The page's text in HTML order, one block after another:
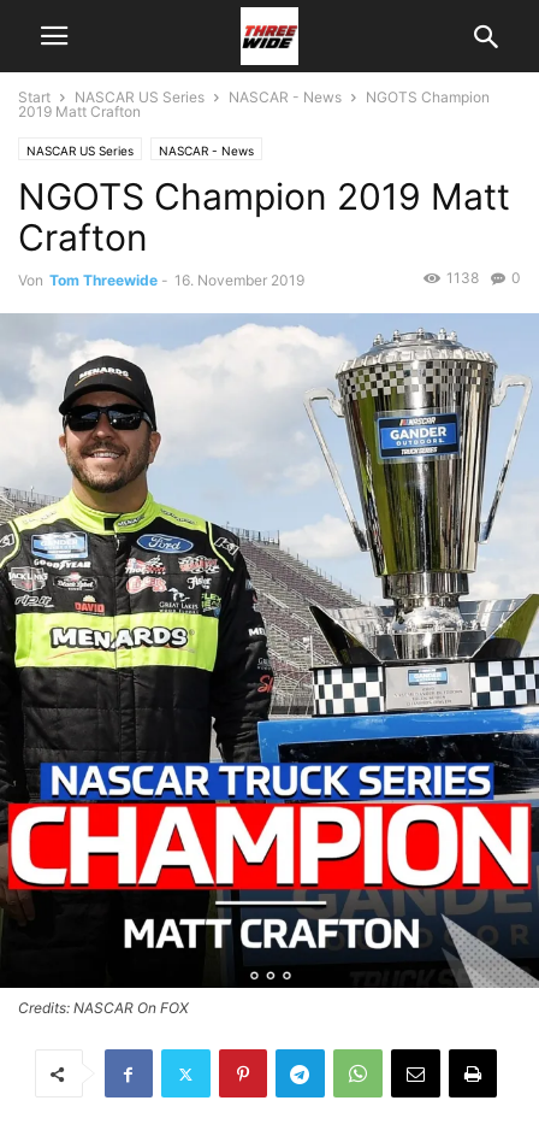
Start NASCAR US Series NASCAR - News
NGOTS Champion
2019 Matt Crafton
NASCAR US Series NASCAR - News
NGOTS Champion 2019 Matt
Crafton
Von Tom Threewide - 16. November 2019 0
1138
Credits: NASCAR On FOX